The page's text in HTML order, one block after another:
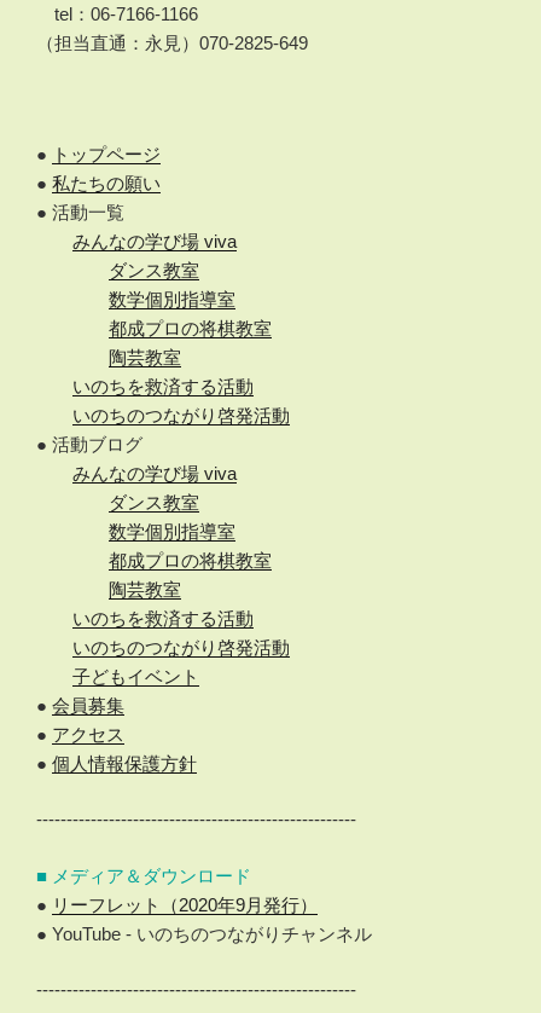
tel：06-7166-1166
（担当直通：永見）070-2825-649
● トップページ
● 私たちの願い
● 活動一覧
みんなの学び場 viva
ダンス教室
数学個別指導室
都成プロの将棋教室
陶芸教室
いのちを救済する活動
いのちのつながり啓発活動
● 活動ブログ
みんなの学び場 viva
ダンス教室
数学個別指導室
都成プロの将棋教室
陶芸教室
いのちを救済する活動
いのちのつながり啓発活動
子どもイベント
● 会員募集
● アクセス
● 個人情報保護方針
-----------------------------------------------------
■ メディア＆ダウンロード
● リーフレット（2020年9月発行）
● YouTube - いのちのつながりチャンネル
-----------------------------------------------------